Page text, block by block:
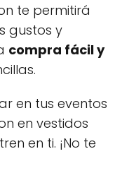
te permitirá
gustos y
compra fácil y
en tus eventos
en vestidos
en ti. ¡No te